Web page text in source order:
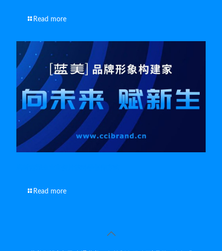
Read more
Read more